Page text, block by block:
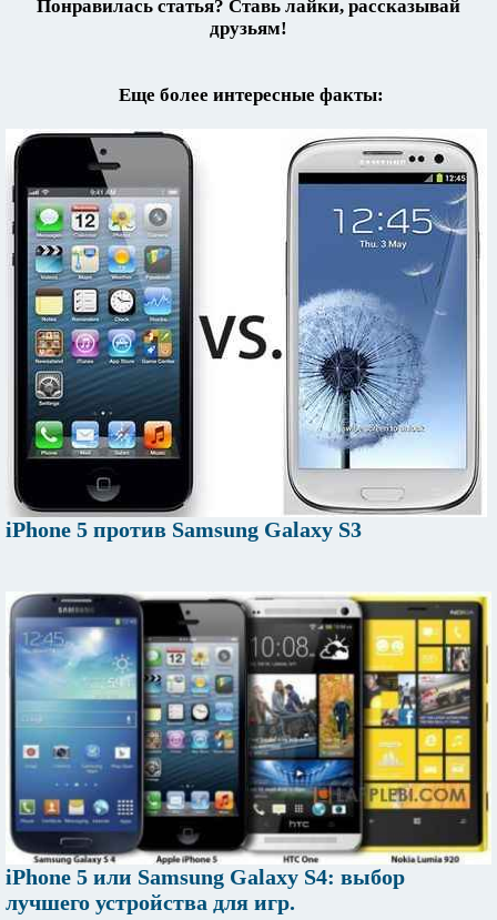
Понравилась статья? Ставь лайки, рассказывай
друзьям!
Еще более интересные факты:
iPhone 5 против Samsung Galaxy S3
iPhone 5 или Samsung Galaxy S4: выбор
лучшего устройства для игр.